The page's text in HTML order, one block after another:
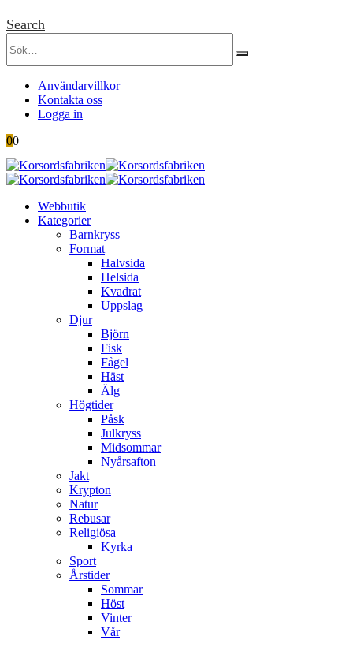
Search
Användarvillkor
Kontakta oss
Logga in
00
Webbutik
Kategorier
Barnkryss
Format
Halvsida
Helsida
Kvadrat
Uppslag
Djur
Björn
Fisk
Fågel
Häst
Älg
Högtider
Påsk
Julkryss
Midsommar
Nyårsafton
Jakt
Krypton
Natur
Rebusar
Religiösa
Kyrka
Sport
Årstider
Sommar
Höst
Vinter
Vår